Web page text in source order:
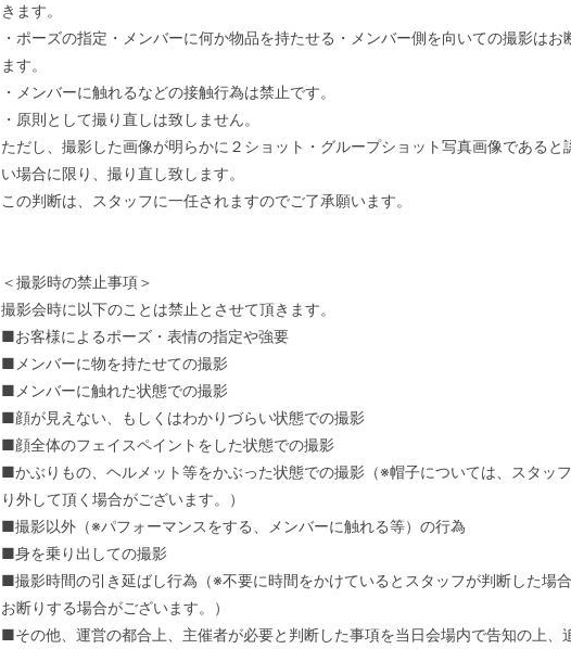
きます。
・ポーズの指定・メンバーに何か物品を持たせる・メンバー側を向いての撮影はお
ます。
・メンバーに触れるなどの接触行為は禁止です。
・原則として撮り直しは致しません。
ただし、撮影した画像が明らかに２ショット・グループショット写真画像であると
い場合に限り、撮り直し致します。
この判断は、スタッフに一任されますのでご了承願います。
＜撮影時の禁止事項＞
撮影会時に以下のことは禁止とさせて頂きます。
■お客様によるポーズ・表情の指定や強要
■メンバーに物を持たせての撮影
■メンバーに触れた状態での撮影
■顔が見えない、もしくはわかりづらい状態での撮影
■顔全体のフェイスペイントをした状態での撮影
■かぶりもの、ヘルメット等をかぶった状態での撮影（※帽子については、スタッ
り外して頂く場合がございます。）
■撮影以外（※パフォーマンスをする、メンバーに触れる等）の行為
■身を乗り出しての撮影
■撮影時間の引き延ばし行為（※不要に時間をかけているとスタッフが判断した場
お断りする場合がございます。）
■その他、運営の都合上、主催者が必要と判断した事項を当日会場内で告知の上、